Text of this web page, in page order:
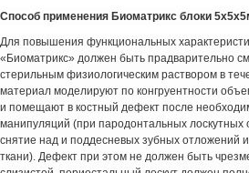
Способ применения Биоматрикс блоки
Для повышения функциональных
«Биоматрикс» должен быть прадварительно
стерильным физиологическим раствором в
материал моделируют по конгруентности
и помещают в костный дефект после
манипуляций (при пародонтальных
снятие над и поддесневых зубных отложений
ткани). Дефект при этом не должен быть